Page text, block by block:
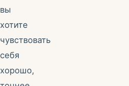
вы
хотите
чувствовать
себя
хорошо,